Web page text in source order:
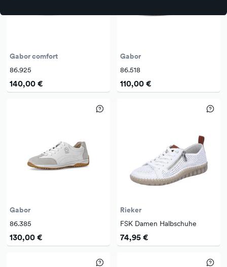
Gabor comfort
86.925
140,00 €
Gabor
86.518
110,00 €
Gabor
86.385
130,00 €
Rieker
FSK Damen Halbschuhe
74,95 €